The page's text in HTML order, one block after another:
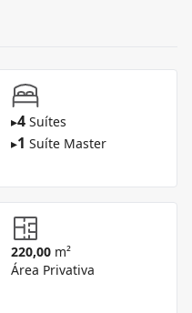
▸4 Suítes
▸1 Suíte Master
220,00 m²
Área Privativa